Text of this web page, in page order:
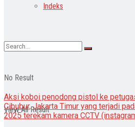
Indeks
No Result
View All Result
Aksi koboi penodong pistol ke
Cibubur, Jakarta Timur yang terjadi
2025 terekam kamera CCTV